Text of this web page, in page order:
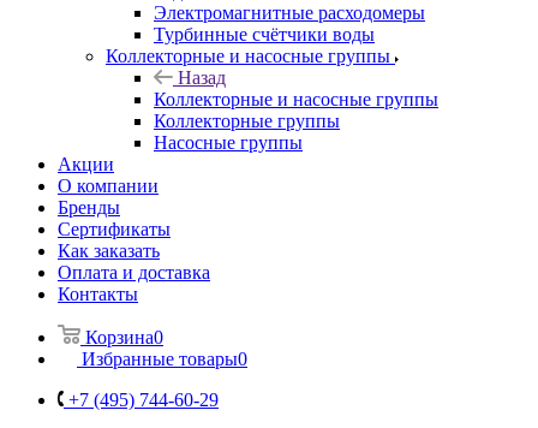
Электромагнитные расходомеры
Турбинные счётчики воды
Коллекторные и насосные группы
Назад
Коллекторные и насосные группы
Коллекторные группы
Насосные группы
Акции
О компании
Бренды
Сертификаты
Как заказать
Оплата и доставка
Контакты
Корзина0
Избранные товары0
+7 (495) 744-60-29